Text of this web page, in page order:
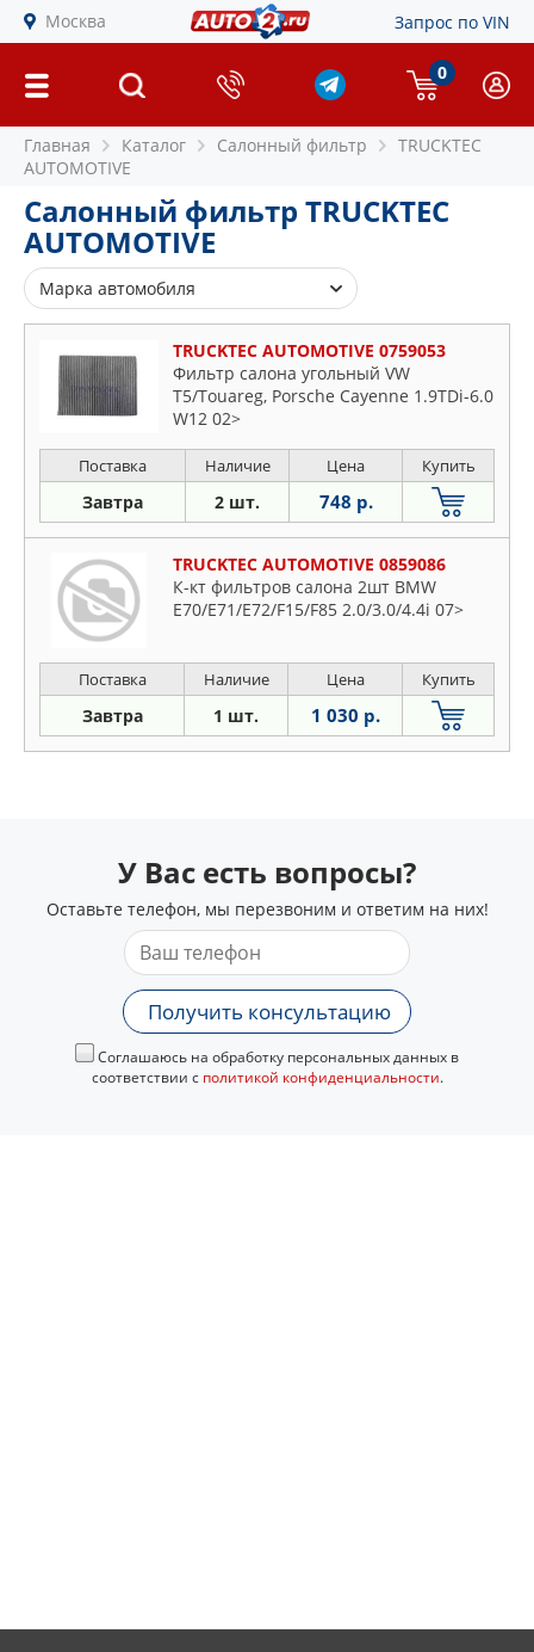
Москва Запрос по VIN
0
Главная Каталог Салонный фильтр
TRUCKTEC
AUTOMOTIVE
Салонный фильтр TRUCKTEC
AUTOMOTIVE
Марка автомобиля
Audi
BMW
Mercedes
Skoda
VW
TRUCKTEC AUTOMOTIVE 0759053
Фильтр салона угольный VW
T5/Touareg, Porsche Cayenne 1.9TDi-6.0
W12 02>
Поставка Наличие Цена Купить
Завтра 2 шт. 748 р.
TRUCKTEC AUTOMOTIVE 0859086
К-кт фильтров салона 2шт BMW
E70/E71/E72/F15/F85 2.0/3.0/4.4i 07>
Поставка Наличие Цена Купить
Завтра 1 шт. 1 030 р.
У Вас есть вопросы?
Оставьте телефон, мы перезвоним и ответим на них!
Получить консультацию
Соглашаюсь на обработку персональных данных в
соответствии с политикой конфиденциальности.